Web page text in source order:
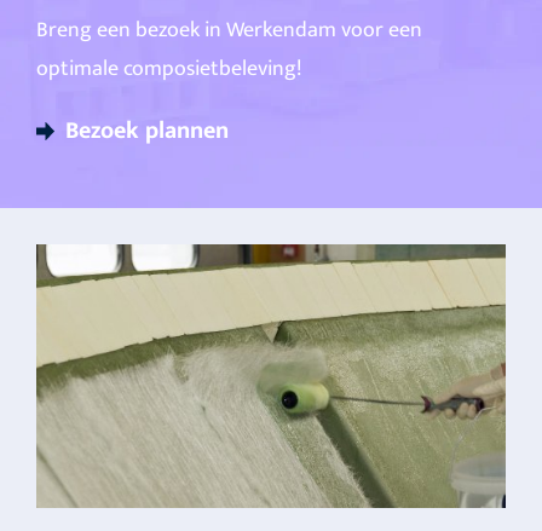
Breng een bezoek in Werkendam voor een
optimale composietbeleving!
Bezoek plannen